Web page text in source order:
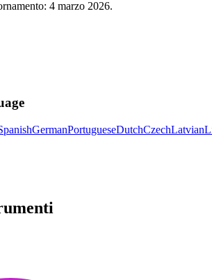
4 marzo 2026.
GermanPortugueseDutchCzechLatvian